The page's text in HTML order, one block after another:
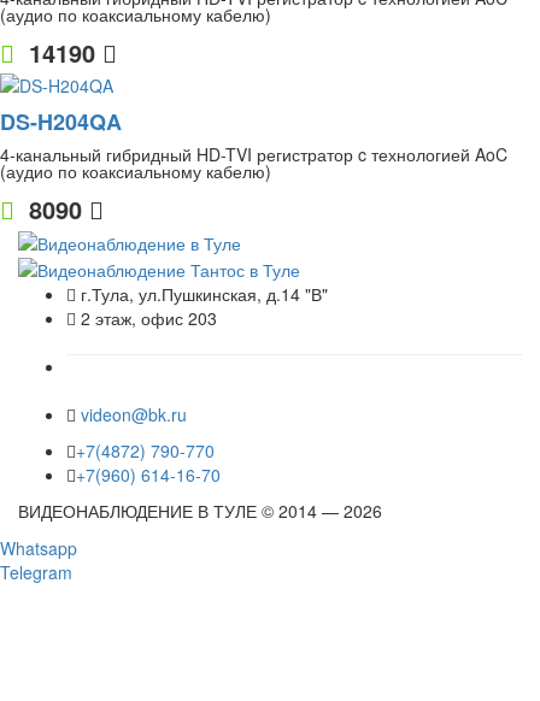
(аудио по коаксиальному кабелю)
14190
DS-H204QA
4-канальный гибридный HD-TVI регистратор c технологией AoC
(аудио по коаксиальному кабелю)
8090
г.Тула, ул.Пушкинская, д.14 "В"
2 этаж, офис 203
videon@bk.ru
+7(4872) 790-770
+7(960) 614-16-70
ВИДЕОНАБЛЮДЕНИЕ В ТУЛЕ © 2014 — 2026
Whatsapp
Telegram